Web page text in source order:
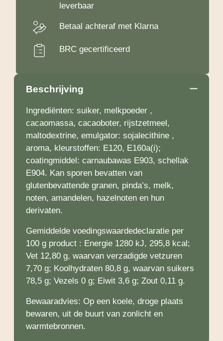
leverbaar
Betaal achteraf met Klarna
BRC gecertificeerd
Beschrijving
Ingrediënten: suiker, melkpoeder ,
cacaomassa, cacaoboter, rijstzetmeel,
maltodextrine, emulgator: sojalecithine ,
aroma, kleurstoffen: E120, E160a(i);
coatingmiddel: carnaubawas E903, schellak
E904. Kan sporen bevatten van
glutenbevattende granen, pinda’s, melk,
noten, amandelen, hazelnoten en hun
derivaten.
Gemiddelde voedingswaardedeclaratie per
100 g product : Energie 1280 kJ, 295,8 kcal;
Vet 12,80 g, waarvan verzadigde vetzuren
7,70 g; Koolhydraten 80,8 g, waarvan suikers
78,5 g; Vezels 0 g; Eiwit 3,6 g; Zout 0,11 g.
Bewaaradvies: Op een koele, droge plaats
bewaren, uit de buurt van zonlicht en
warmtebronnen.